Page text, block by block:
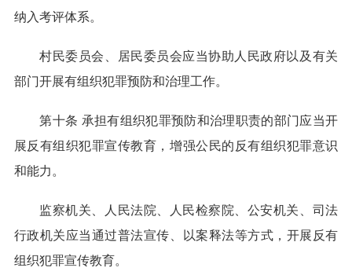
纳入考评体系。
村民委员会、居民委员会应当协助人民政府以及有关
部门开展有组织犯罪预防和治理工作。
第十条 承担有组织犯罪预防和治理职责的部门应当开
展反有组织犯罪宣传教育，增强公民的反有组织犯罪意识
和能力。
监察机关、人民法院、人民检察院、公安机关、司法
行政机关应当通过普法宣传、以案释法等方式，开展反有
组织犯罪宣传教育。